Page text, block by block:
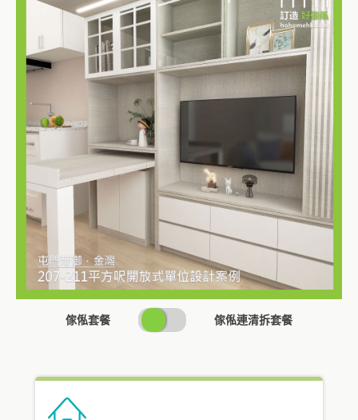
傢俬套餐
SWITCH
PRICING
傢俬連清拆套餐